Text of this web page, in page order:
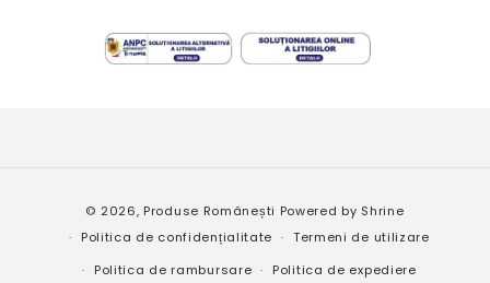
de
© 2026, Produse Românești Powered by Shrine
Politica de confidențialitate
Termeni de utilizare
Politica de rambursare
Politica de expediere